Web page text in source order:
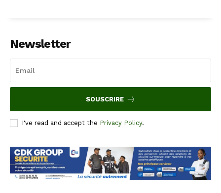
Newsletter
SOUSCRIRE
I've read and accept the Privacy Policy.